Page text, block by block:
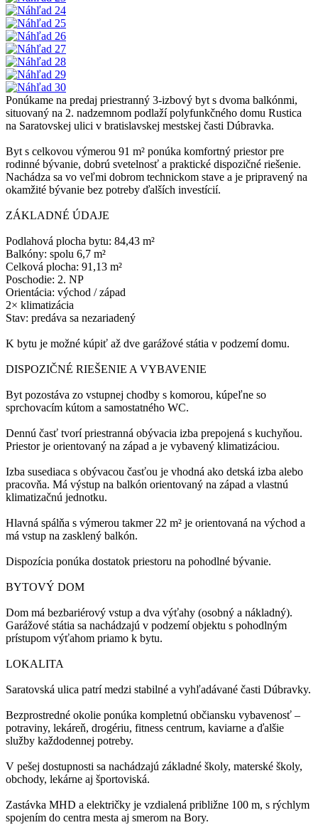
Ponúkame na predaj priestranný 3-izbový byt s dvoma balkónmi,
situovaný na 2. nadzemnom podlaží polyfunkčného domu Rustica
na Saratovskej ulici v bratislavskej mestskej časti Dúbravka.
Byt s celkovou výmerou 91 m² ponúka komfortný priestor pre
rodinné bývanie, dobrú svetelnosť a praktické dispozičné riešenie.
Nachádza sa vo veľmi dobrom technickom stave a je pripravený na
okamžité bývanie bez potreby ďalších investícií.
ZÁKLADNÉ ÚDAJE
Podlahová plocha bytu: 84,43 m²
Balkóny: spolu 6,7 m²
Celková plocha: 91,13 m²
Poschodie: 2. NP
Orientácia: východ / západ
2× klimatizácia
Stav: predáva sa nezariadený
K bytu je možné kúpiť až dve garážové státia v podzemí domu.
DISPOZIČNÉ RIEŠENIE A VYBAVENIE
Byt pozostáva zo vstupnej chodby s komorou, kúpeľne so
sprchovacím kútom a samostatného WC.
Dennú časť tvorí priestranná obývacia izba prepojená s kuchyňou.
Priestor je orientovaný na západ a je vybavený klimatizáciou.
Izba susediaca s obývacou časťou je vhodná ako detská izba alebo
pracovňa. Má výstup na balkón orientovaný na západ a vlastnú
klimatizačnú jednotku.
Hlavná spálňa s výmerou takmer 22 m² je orientovaná na východ a
má vstup na zasklený balkón.
Dispozícia ponúka dostatok priestoru na pohodlné bývanie.
BYTOVÝ DOM
Dom má bezbariérový vstup a dva výťahy (osobný a nákladný).
Garážové státia sa nachádzajú v podzemí objektu s pohodlným
prístupom výťahom priamo k bytu.
LOKALITA
Saratovská ulica patrí medzi stabilné a vyhľadávané časti Dúbravky.
Bezprostredné okolie ponúka kompletnú občiansku vybavenosť –
potraviny, lekáreň, drogériu, fitness centrum, kaviarne a ďalšie
služby každodennej potreby.
V pešej dostupnosti sa nachádzajú základné školy, materské školy,
obchody, lekárne aj športoviská.
Zastávka MHD a električky je vzdialená približne 100 m, s rýchlym
spojením do centra mesta aj smerom na Bory.